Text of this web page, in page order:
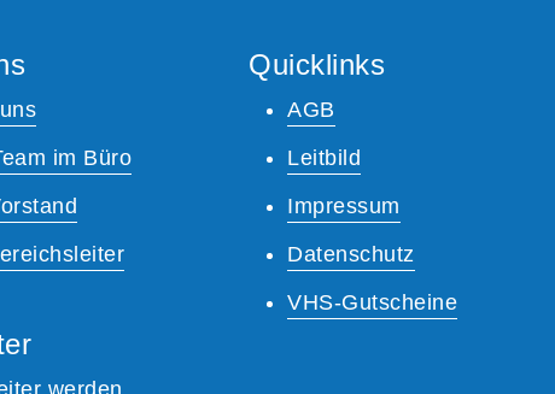
im Büro
werden
Quicklinks
AGB
Leitbild
Impressum
Datenschutz
VHS-Gutscheine